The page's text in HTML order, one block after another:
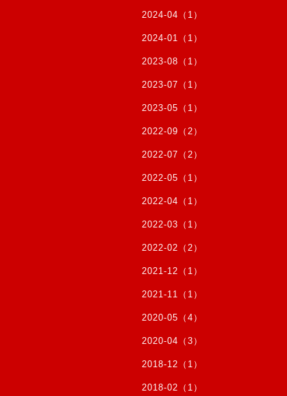
2024-04（1）
2024-01（1）
2023-08（1）
2023-07（1）
2023-05（1）
2022-09（2）
2022-07（2）
2022-05（1）
2022-04（1）
2022-03（1）
2022-02（2）
2021-12（1）
2021-11（1）
2020-05（4）
2020-04（3）
2018-12（1）
2018-02（1）